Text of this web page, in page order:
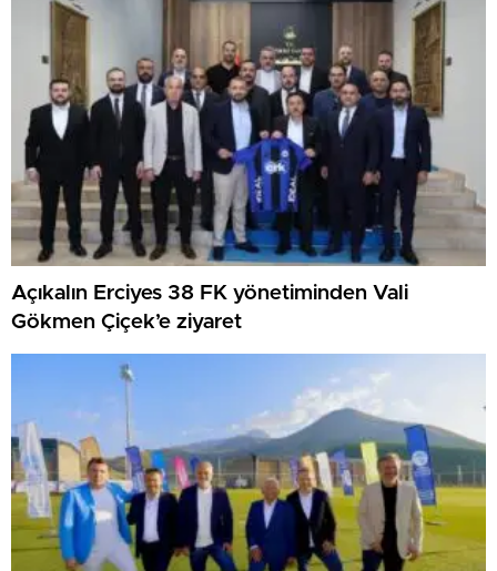
Açıkalın Erciyes 38 FK yönetiminden Vali
Gökmen Çiçek’e ziyaret